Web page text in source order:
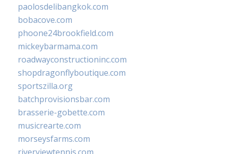
paolosdelibangkok.com
bobacove.com
phoone24brookfield.com
mickeybarmama.com
roadwayconstructioninc.com
shopdragonflyboutique.com
sportszilla.org
batchprovisionsbar.com
brasserie-gobette.com
musicrearte.com
morseysfarms.com